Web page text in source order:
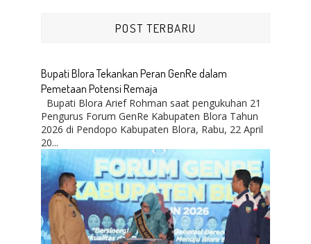
POST TERBARU
Bupati Blora Tekankan Peran GenRe dalam
Pemetaan Potensi Remaja
Bupati Blora Arief Rohman saat pengukuhan 21
Pengurus Forum GenRe Kabupaten Blora Tahun
2026 di Pendopo Kabupaten Blora, Rabu, 22 April
20...